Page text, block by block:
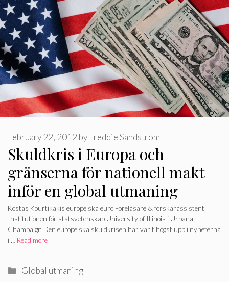
Skuldkris i Europa och
gränserna för nationell makt
inför en global utmaning
February 22, 2012 by Freddie Sandström
Kostas Kourtikakis europeiska euro Föreläsare & forskarassistent
Institutionen för statsvetenskap University of Illinois i Urbana-
Champaign Den europeiska skuldkrisen har varit högst upp i nyheterna
i … Read more
Categories
Global utmaning